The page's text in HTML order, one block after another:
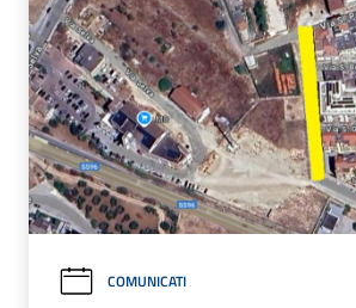
COMUNICATI